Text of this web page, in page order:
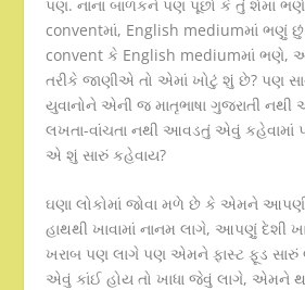
પણ. નાના બાળકને પણ પૂછો કે તું શેમાં
conventમાં, English mediumમાં ભણું
convent કે English mediumમાં ભણે,
તરીકે જાણીએ તો એમાં ખોટું શું છે? પણ
યુવાનોને એની જ માતૃભાષા ગુજરાતી
લખતા-વાંચતા નથી આવડતું એવું કહેવામાં
એ શું સારું કહેવાય?
ઘણા લોકોમાં જોવા મળે છે કે એમને આપણી
હાથથી ખાવામાં નાનમ લાગે, આપણું દેશી
ખરાબ પણ લાગે પણ એમને ફાસ્ટ ફૂડ સારું
એવું કાંઈ હોય તો ખાધા જેવું લાગે, એમને